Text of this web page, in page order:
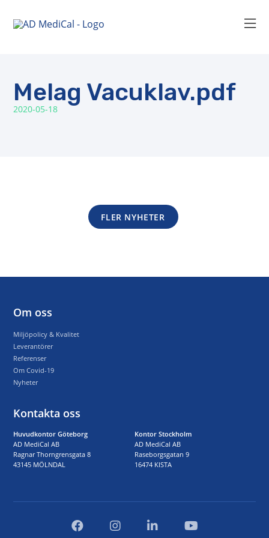
Melag Vacuklav.pdf
2020-05-18
FLER NYHETER
Om oss
Miljöpolicy & Kvalitet
Leverantörer
Referenser
Om Covid-19
Nyheter
Kontakta oss
Huvudkontor Göteborg
AD MediCal AB
Ragnar Thorngrensgata 8
43145 MÖLNDAL
Kontor Stockholm
AD MediCal AB
Raseborgsgatan 9
16474 KISTA